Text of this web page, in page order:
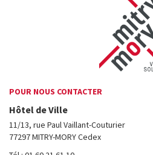
POUR NOUS CONTACTER
Hôtel de Ville
11/13, rue Paul Vaillant-Couturier
77297 MITRY-MORY Cedex